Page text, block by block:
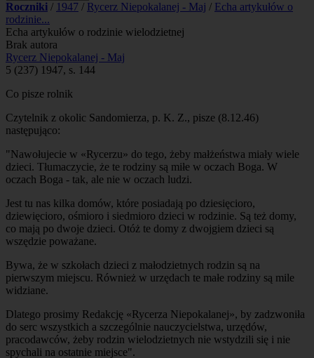
Roczniki / 1947 / Rycerz Niepokalanej - Maj / Echa artykułów o
rodzinie...
Echa artykułów o rodzinie wielodzietnej
Brak autora
Rycerz Niepokalanej - Maj
5 (237) 1947, s. 144
Co pisze rolnik
Czytelnik z okolic Sandomierza, p. K. Z., pisze (8.12.46)
następująco:
"Nawołujecie w «Rycerzu» do tego, żeby małżeństwa miały wiele
dzieci. Tłumaczycie, że te rodziny są miłe w oczach Boga. W
oczach Boga - tak, ale nie w oczach ludzi.
Jest tu nas kilka domów, które posiadają po dziesięcioro,
dziewięcioro, ośmioro i siedmioro dzieci w rodzinie. Są też domy,
co mają po dwoje dzieci. Otóż te domy z dwojgiem dzieci są
wszędzie poważane.
Bywa, że w szkołach dzieci z małodzietnych rodzin są na
pierwszym miejscu. Również w urzędach te małe rodziny są mile
widziane.
Dlatego prosimy Redakcję «Rycerza Niepokalanej», by zadzwoniła
do serc wszystkich a szczególnie nauczycielstwa, urzędów,
pracodawców, żeby rodzin wielodzietnych nie wstydzili się i nie
spychali na ostatnie miejsce".